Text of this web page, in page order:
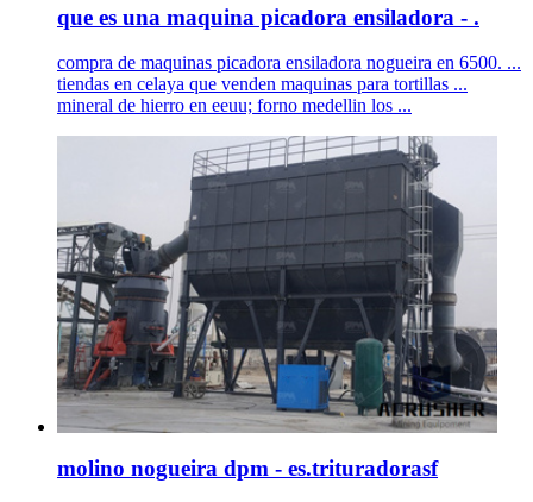
que es una maquina picadora ensiladora - .
compra de maquinas picadora ensiladora nogueira en 6500. ...
tiendas en celaya que venden maquinas para tortillas ...
mineral de hierro en eeuu; forno medellin los ...
molino nogueira dpm - es.trituradorasf